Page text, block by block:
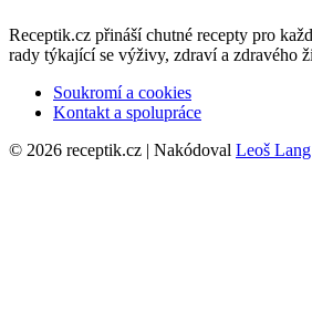
Receptik.cz přináší chutné recepty pro
rady týkající se výživy, zdraví a zdravého
Soukromí a cookies
Kontakt a spolupráce
© 2026 receptik.cz | Nakódoval Leoš Lang